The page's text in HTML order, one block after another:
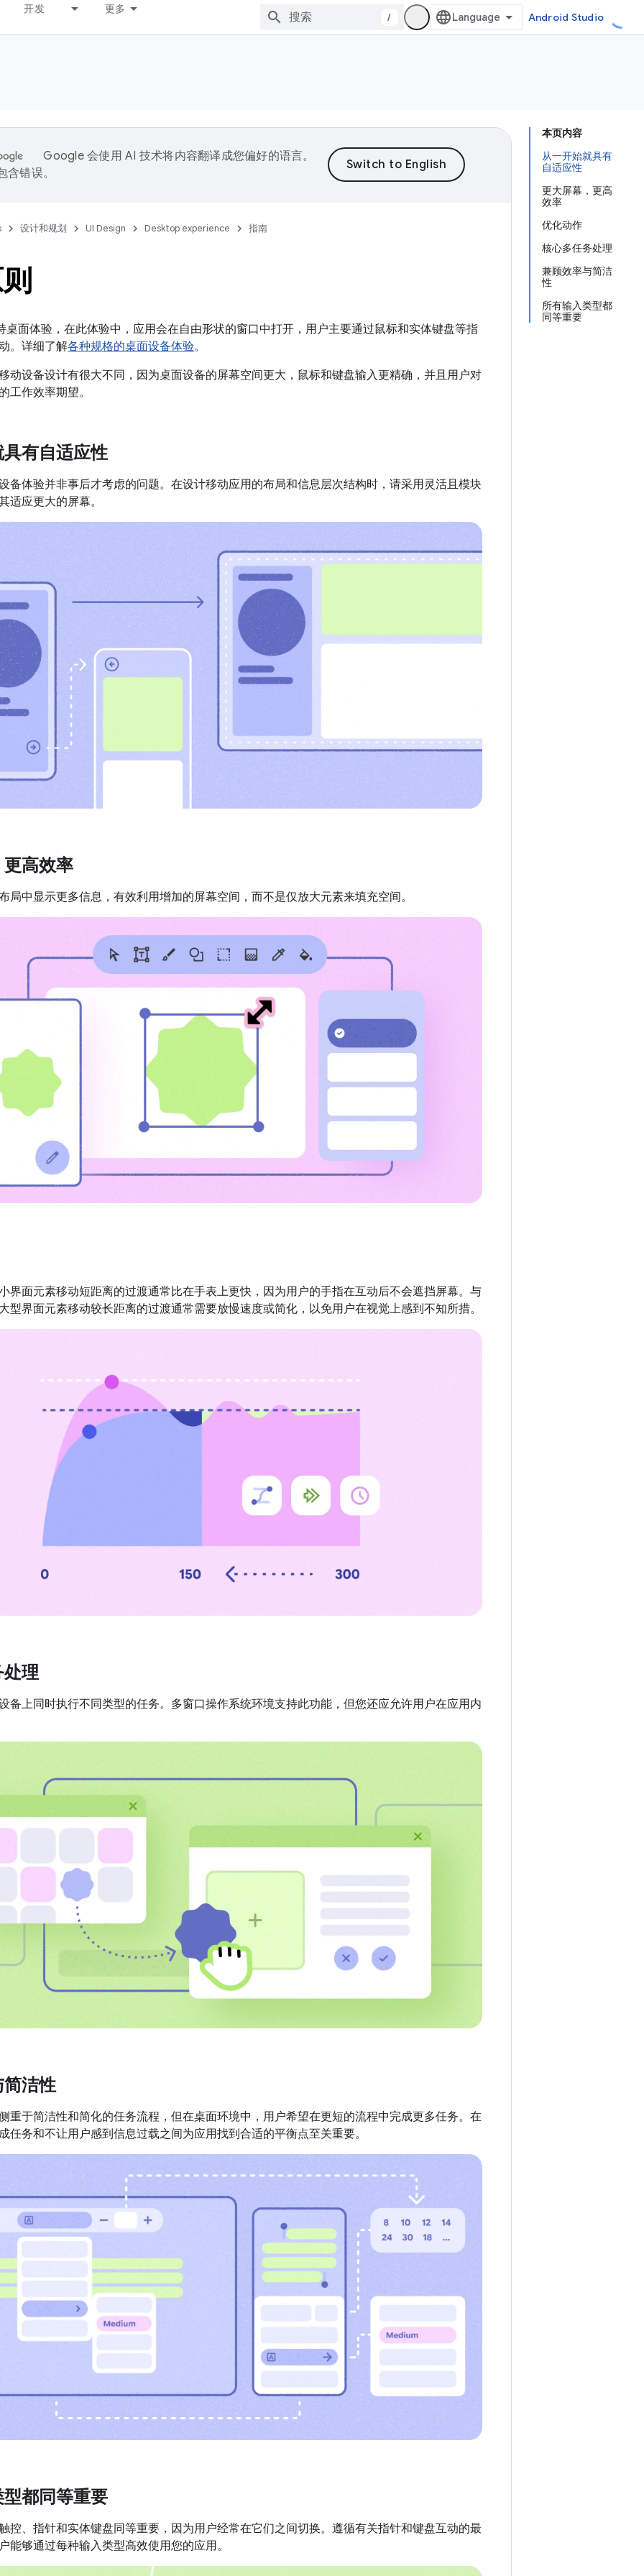
开发 更多
/ Android Studio
本页内容
从一开始就具有
自适应性
更大屏幕，更高
效率
优化动作
核心多任务处理
兼顾效率与简洁
性
所有输入类型都
同等重要
Google 会使用 AI 技术将内容翻译成您偏好的语言。
含错误。
设计和规划 UI Design Desktop experience 指南
桌面体验，在此体验中，应用会在自由形状的窗口中打开，用户主要通过鼠标和实体键盘等指
。详细了解各种规格的桌面设备体验。
动设备设计有很大不同，因为桌面设备的屏幕空间更大，鼠标和键盘输入更精确，并且用户对
工作效率期望。
有自适应性
备体验并非事后才考虑的问题。在设计移动应用的布局和信息层次结构时，请采用灵活且模块
适应更大的屏幕。
高效率
局中显示更多信息，有效利用增加的屏幕空间，而不是仅放大元素来填充空间。
界面元素移动短距离的过渡通常比在手表上更快，因为用户的手指在互动后不会遮挡屏幕。与
型界面元素移动较长距离的过渡通常需要放慢速度或简化，以免用户在视觉上感到不知所措。
理
备上同时执行不同类型的任务。多窗口操作系统环境支持此功能，但您还应允许用户在应用内
洁性
重于简洁性和简化的任务流程，但在桌面环境中，用户希望在更短的流程中完成更多任务。在
任务和不让用户感到信息过载之间为应用找到合适的平衡点至关重要。
都同等重要
控、指针和实体键盘同等重要，因为用户经常在它们之间切换。遵循有关指针和键盘互动的最
能够通过每种输入类型高效使用您的应用。